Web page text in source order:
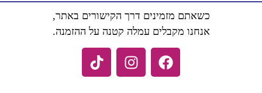
כשאתם מזמינים דרך הקישורים באתר,
אנחנו מקבלים עמלה קטנה על ההזמנה.